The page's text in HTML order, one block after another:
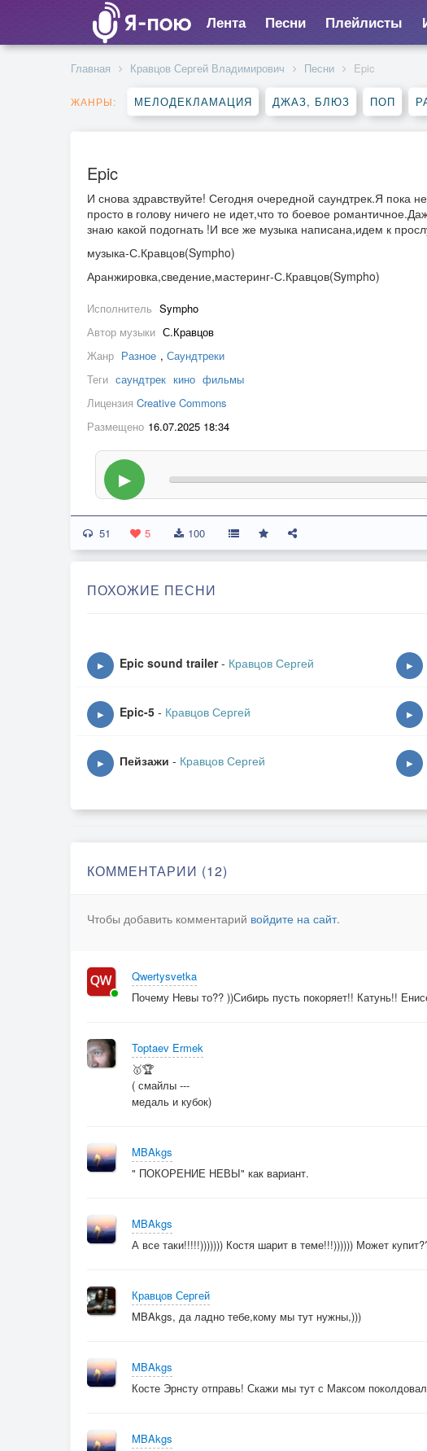
Лента Песни Плейлисты
Главная Кравцов Сергей Владимирович Песни Epic
ЖАНРЫ: МЕЛОДЕКЛАМАЦИЯ ДЖАЗ, БЛЮЗ ПОП
Epic
И снова здравствуйте! Сегодня очередной саундтрек.Я пока
просто в голову ничего не идет,что то боевое
знаю какой подогнать !И все же музыка написана,идем к
музыка-С.Кравцов(Sympho)
Аранжировка,сведение,мастеринг-С.Кравцов(Sympho)
Исполнитель Sympho
Автор музыки С.Кравцов
Жанр Разное , Саундтреки
Теги саундтрек кино фильмы
Лицензия Creative Commons
Размещено 16.07.2025 18:34
▶
51 5 100
ПОХОЖИЕ ПЕСНИ
▶ Epic sound trailer- Кравцов Сергей ▶
▶ Epic-5 - Кравцов Сергей ▶
▶ Пейзажи - Кравцов Сергей ▶
КОММЕНТАРИИ (12)
Чтобы добавить комментарий войдите на сайт.
Qwertysvetka
Почему Невы то?? ))Сибирь пусть покоряет!! Катунь!!
Toptaev Ermek
🥇🏆
( смайлы ---
медаль и кубок)
MBAkgs
" ПОКОРЕНИЕ НЕВЫ" как вариант.
MBAkgs
А все таки!!!!!))))))) Костя шарит в теме!!!)))))) Может
Кравцов Сергей
MBAkgs, да ладно тебе,кому мы тут нужны,)))
MBAkgs
Косте Эрнсту отправь! Скажи мы тут с Максом
MBAkgs